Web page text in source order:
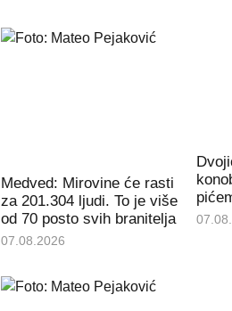
Medved: Mirovine će rasti
za 201.304 ljudi. To je više
od 70 posto svih branitelja
07.08.2026